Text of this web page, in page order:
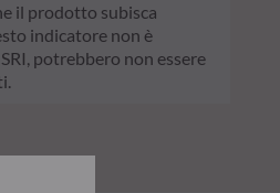
il prodotto subisca
indicatore non è
potrebbero non essere